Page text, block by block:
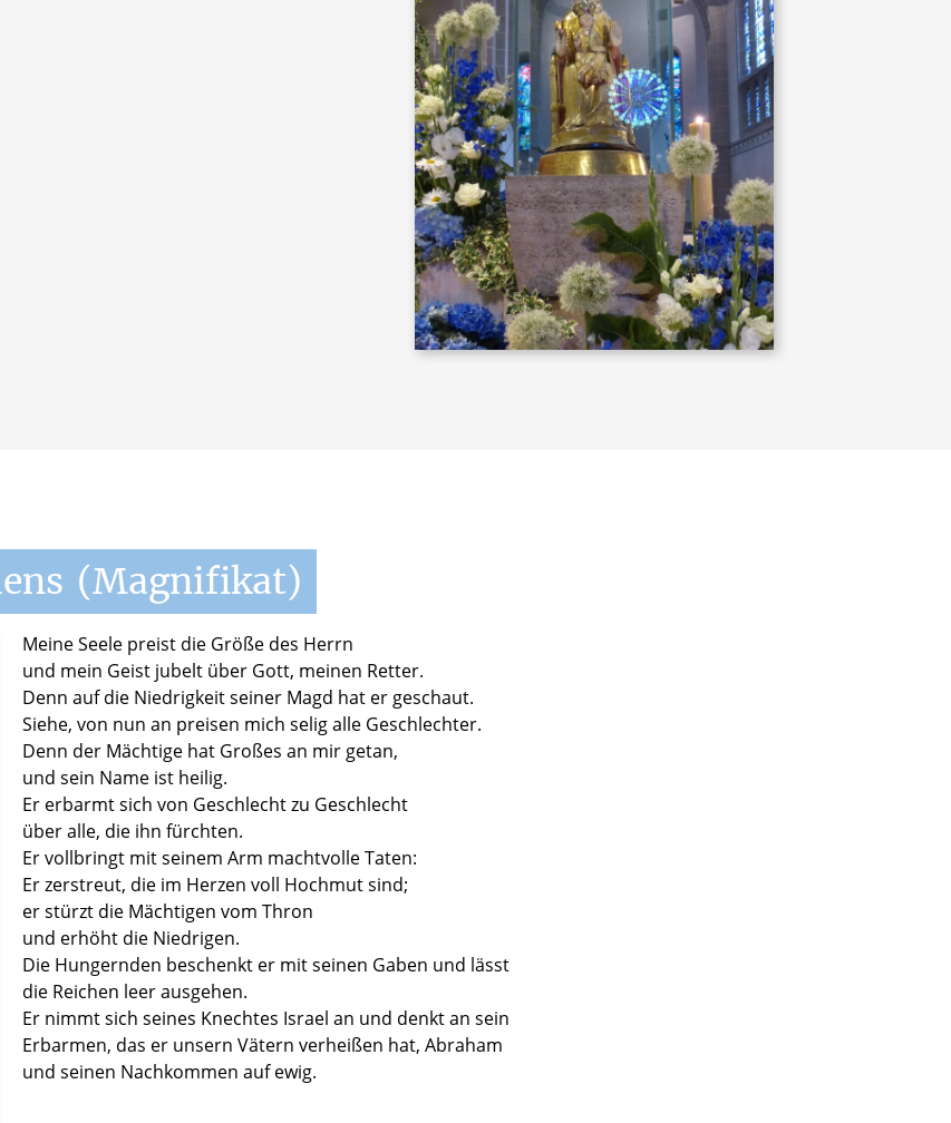
(Magnifikat)
Meine Seele preist die Größe des Herrn
und mein Geist jubelt über Gott, meinen Retter.
Denn auf die Niedrigkeit seiner Magd hat er geschaut.
Siehe, von nun an preisen mich selig alle Geschlechter.
Denn der Mächtige hat Großes an mir getan,
und sein Name ist heilig.
Er erbarmt sich von Geschlecht zu Geschlecht
über alle, die ihn fürchten.
Er vollbringt mit seinem Arm machtvolle Taten:
Er zerstreut, die im Herzen voll Hochmut sind;
er stürzt die Mächtigen vom Thron
und erhöht die Niedrigen.
Die Hungernden beschenkt er mit seinen Gaben und lässt
die Reichen leer ausgehen.
Er nimmt sich seines Knechtes Israel an und denkt an sein
Erbarmen, das er unsern Vätern verheißen hat, Abraham
und seinen Nachkommen auf ewig.